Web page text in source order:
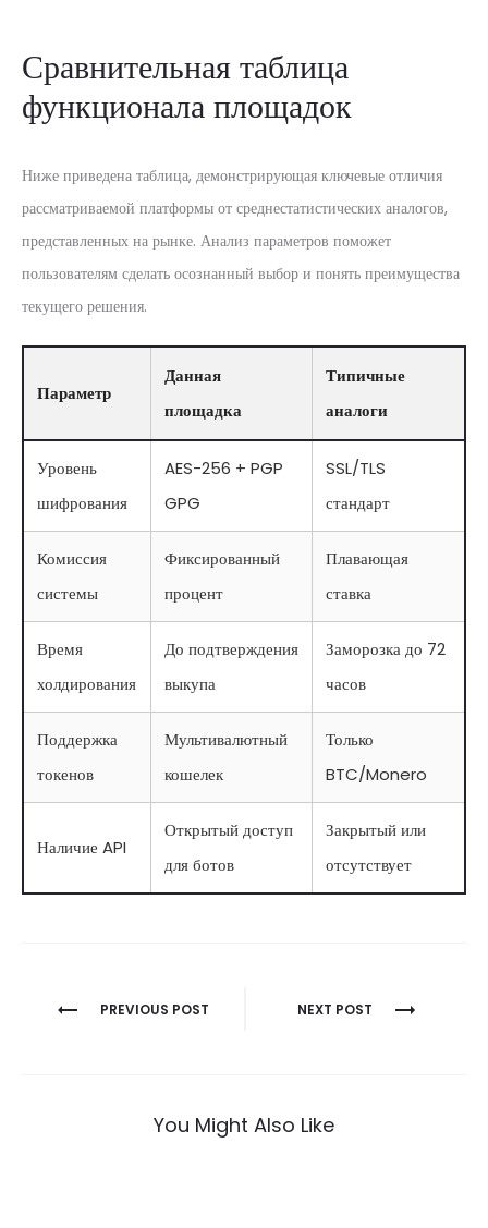
Сравнительная таблица
функционала площадок
Ниже приведена таблица, демонстрирующая ключевые отличия
рассматриваемой платформы от среднестатистических аналогов,
представленных на рынке. Анализ параметров поможет
пользователям сделать осознанный выбор и понять преимущества
текущего решения.
Параметр
Данная
площадка
Типичные
аналоги
Уровень
шифрования
AES-256 + PGP
GPG
SSL/TLS
стандарт
Комиссия
системы
Фиксированный
процент
Плавающая
ставка
Время
холдирования
До подтверждения
выкупа
Заморозка до 72
часов
Поддержка
токенов
Мультивалютный
кошелек
Только
BTC/Monero
Наличие API
Открытый доступ
для ботов
Закрытый или
отсутствует
Berichtnavigatie
PREVIOUS POST NEXT POST
You Might Also Like